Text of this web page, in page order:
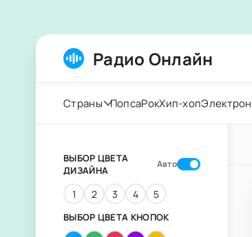
Радио Онлайн
Страны ПопсаРокХип-хоп
ВЫБОР ЦВЕТА
ДИЗАЙНА
Авто
1 2 3 4 5
ВЫБОР ЦВЕТА КНОПОК